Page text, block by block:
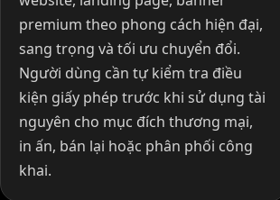
premium theo phong cách hiện đại,
sang trọng và tối ưu chuyển đổi.
Người dùng cần tự kiểm tra điều
kiện giấy phép trước khi sử dụng tài
nguyên cho mục đích thương mại,
in ấn, bán lại hoặc phân phối công
khai.